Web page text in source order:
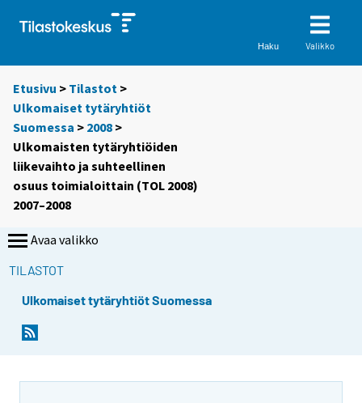
Haku Valikko
Etusivu > Tilastot >
Ulkomaiset tytäryhtiöt
Suomessa > 2008 >
Ulkomaisten tytäryhtiöiden
liikevaihto ja suhteellinen
osuus toimialoittain (TOL 2008)
2007–2008
Avaa valikko
TILASTOT
Ulkomaiset tytäryhtiöt Suomessa